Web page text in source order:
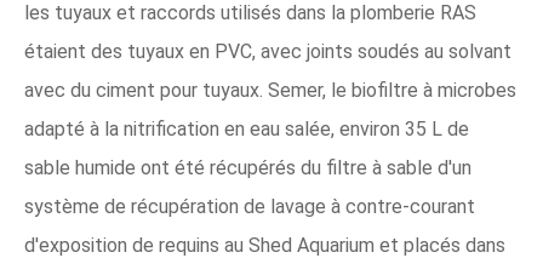
les tuyaux et raccords utilisés dans la plomberie RAS
étaient des tuyaux en PVC, avec joints soudés au solvant
avec du ciment pour tuyaux. Semer, le biofiltre à microbes
adapté à la nitrification en eau salée, environ 35 L de
sable humide ont été récupérés du filtre à sable d'un
système de récupération de lavage à contre-courant
d'exposition de requins au Shed Aquarium et placés dans